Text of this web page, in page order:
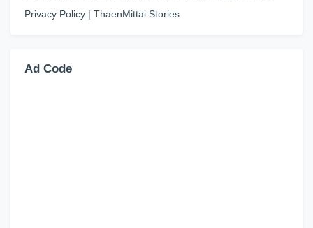
Privacy Policy | ThaenMittai Stories
Ad Code